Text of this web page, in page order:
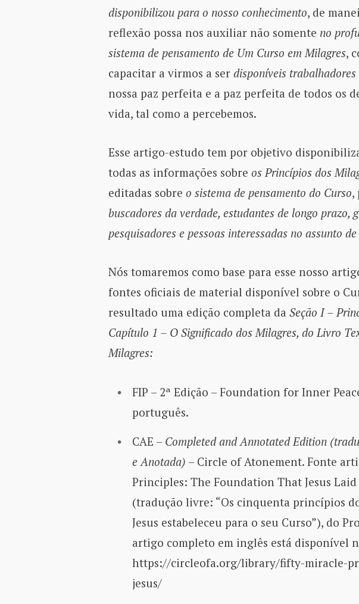
disponibilizou para o nosso conhecimento, de
reflexão possa nos auxiliar não somente no
sistema de pensamento de Um Curso em Milagres,
capacitar a virmos a ser disponíveis
nossa paz perfeita e a paz perfeita de todos os
vida, tal como a percebemos.
Esse artigo-estudo tem por objetivo
todas as informações sobre os Princípios dos
editadas sobre o sistema de pensamento do Curso,
buscadores da verdade, estudantes de longo prazo,
pesquisadores e pessoas interessadas no assunto
Nós tomaremos como base para esse nosso
fontes oficiais de material disponível sobre o
resultado uma edição completa da Seção I –
Capítulo 1 – O Significado dos Milagres, do Livro
Milagres:
FIP – 2ª Edição – Foundation for Inner
português.
CAE – Completed and Annotated Edition
e Anotada) – Circle of Atonement. Fonte
Principles: The Foundation That Jesus Laid
(tradução livre: “Os cinquenta princípios
Jesus estabeleceu para o seu Curso”), do
artigo completo em inglês está disponível
https://circleofa.org/library/fifty-miracle-
jesus/